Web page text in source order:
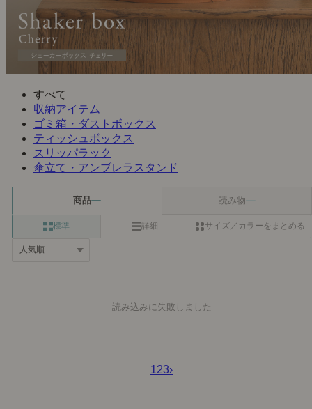
すべて
収納アイテム
ゴミ箱・ダストボックス
ティッシュボックス
スリッパラック
傘立て・アンブレラスタンド
商品 読み物
標準 詳細 サイズ／カラーをまとめる
読み込みに失敗しました
123›